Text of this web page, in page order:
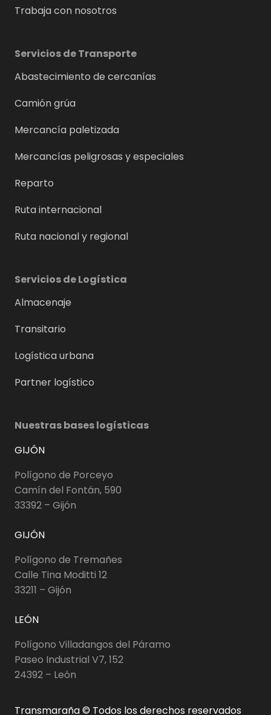
Trabaja con nosotros
Servicios de Transporte
Abastecimiento de cercanías
Camión grúa
Mercancía paletizada
Mercancías peligrosas y especiales
Reparto
Ruta internacional
Ruta nacional y regional
Servicios de Logística
Almacenaje
Transitario
Logística urbana
Partner logístico
Nuestras bases logísticas
GIJÓN
Polígono de Porceyo
Camín del Fontán, 590
33392 – Gijón
GIJÓN
Polígono de Tremañes
Calle Tina Moditti 12
33211 – Gijón
LEÓN
Polígono Villadangos del Páramo
Paseo Industrial V7, 152
24392 – León
Transmaraña © Todos los derechos reservados